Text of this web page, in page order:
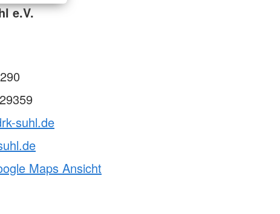
e.V.
suhl.de
Maps Ansicht